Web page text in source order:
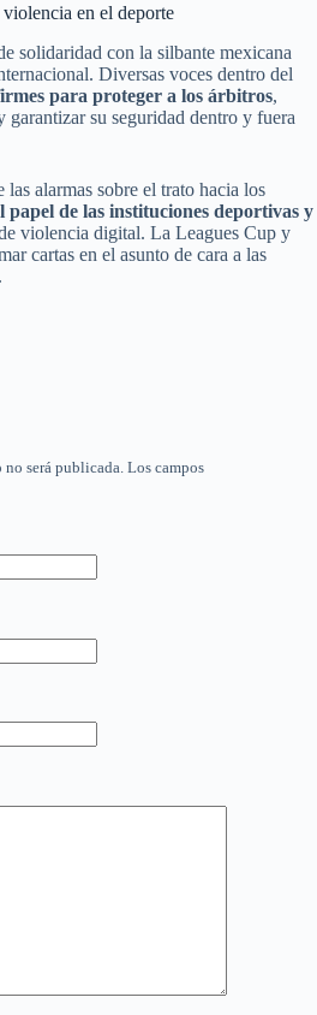
en el deporte
solidaridad con la silbante mexicana
Diversas voces dentro del
para proteger a los árbitros,
garantizar su seguridad dentro y fuera
alarmas sobre el trato hacia los
papel de las instituciones deportivas y
violencia digital. La Leagues Cup y
cartas en el asunto de cara a las
será publicada. Los campos